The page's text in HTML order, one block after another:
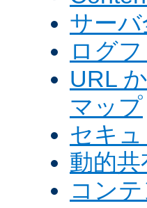
サー
ログ
URL
マップ
セキ
動的
コン